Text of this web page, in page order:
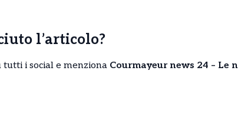
l’articolo?
tutti i social e menziona Courmayeur news 24 – Le